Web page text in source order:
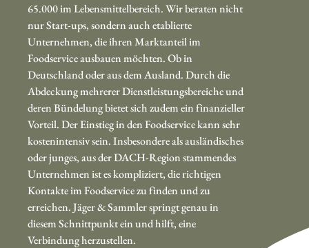
65.000 im Lebensmittelbereich. Wir beraten nicht
nur Start-ups, sondern auch etablierte
Unternehmen, die ihren Marktanteil im
Foodservice ausbauen möchten. Ob in
Deutschland oder aus dem Ausland. Durch die
Abdeckung mehrerer Dienstleistungsbereiche und
deren Bündelung bietet sich zudem ein finanzieller
Vorteil. Der Einstieg in den Foodservice kann sehr
kostenintensiv sein. Insbesondere als ausländisches
oder junges, aus der DACH-Region stammendes
Unternehmen ist es kompliziert, die richtigen
Kontakte im Foodservice zu finden und zu
erreichen. Jäger & Sammler springt genau in
diesem Schnittpunkt ein und hilft, eine
Verbindung herzustellen.